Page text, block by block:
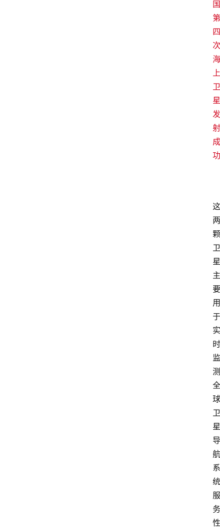
这
两
颗
卫
星
主
要
用
于
实
时
监
测
全
球
卫
星
导
航
系
统
服
务
性